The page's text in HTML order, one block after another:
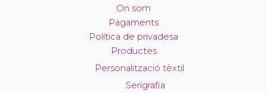
On som
Pagaments
Política de privadesa
Productes
Personalització tèxtil
Serigrafia